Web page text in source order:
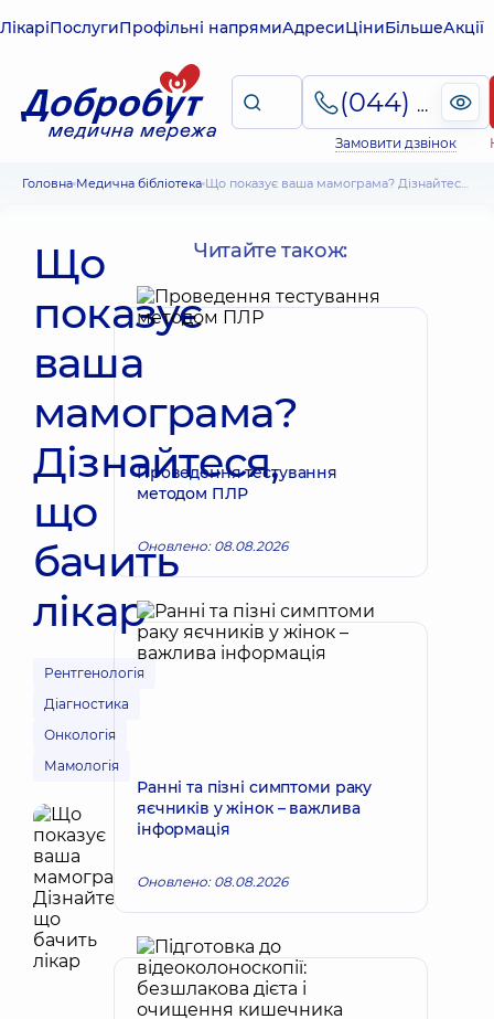
ЛікаріПослугиПрофільні напрямиАдресиЦіниБільшеАкції
(044) 495-2-888
Замовити дзвінок
Головна Медична бібліотека Що показує ваша мамограма? Дізнайтеся, що бачить лікар
Що
показує
ваша
мамограма?
Дізнайтеся,
що
бачить
лікар
Рентгенологія
Діагностика
Онкологія
Мамологія
Читайте також:
Проведення тестування
методом ПЛР
Оновлено: 08.08.2026
Ранні та пізні симптоми раку
яєчників у жінок – важлива
інформація
Оновлено: 08.08.2026